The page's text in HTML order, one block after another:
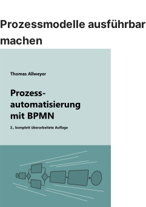
Prozessmodelle ausführbar
machen